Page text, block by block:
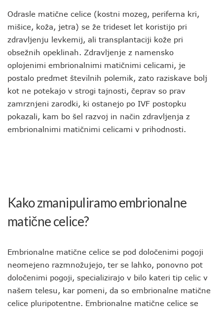
Odrasle matične celice (kostni mozeg, periferna kri,
mišice, koža, jetra) se že trideset let koristijo pri
zdravljenju levkemij, ali transplantaciji kože pri
obsežnih opeklinah. Zdravljenje z namensko
oplojenimi embrionalnimi matičnimi celicami, je
postalo predmet številnih polemik, zato raziskave bolj
kot ne potekajo v strogi tajnosti, čeprav so prav
zamrznjeni zarodki, ki ostanejo po IVF postopku
pokazali, kam bo šel razvoj in način zdravljenja z
embrionalnimi matičnimi celicami v prihodnosti.
Kako zmanipuliramo embrionalne
matične celice?
Embrionalne matične celice se pod določenimi pogoji
neomejeno razmnožujejo, ter se lahko, ponovno pot
določenimi pogoji, specializirajo v bilo kateri tip celic v
našem telesu, kar pomeni, da so embrionalne matične
celice pluripotentne. Embrionalne matične celice se